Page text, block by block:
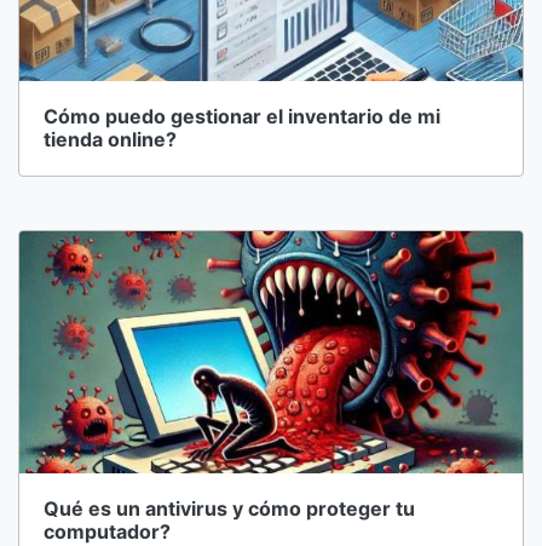
Cómo puedo gestionar el inventario de mi
tienda online?
Qué es un antivirus y cómo proteger tu
computador?